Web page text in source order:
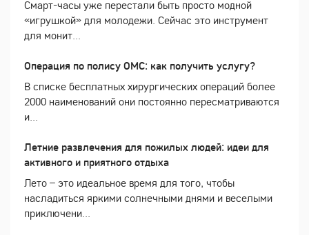
Смарт-часы уже перестали быть просто модной
«игрушкой» для молодежи. Сейчас это инструмент
для монит...
Операция по полису ОМС: как получить услугу?
В списке бесплатных хирургических операций более
2000 наименований они постоянно пересматриваются
и...
Летние развлечения для пожилых людей: идеи для
активного и приятного отдыха
Лето – это идеальное время для того, чтобы
насладиться яркими солнечными днями и веселыми
приключени...